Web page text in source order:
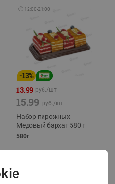
🕘 12:00-21:00
-13%
13.99 руб./шт
15.99 руб./шт
Набор пирожных
Медовый бархат 580 г
580г